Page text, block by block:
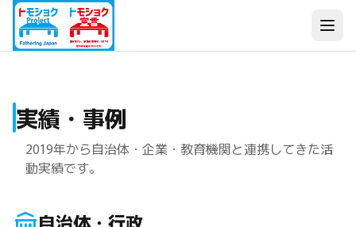
実績・事例
2019年から自治体・企業・教育機関と連携してきた活
動実績です。
自治体・行政